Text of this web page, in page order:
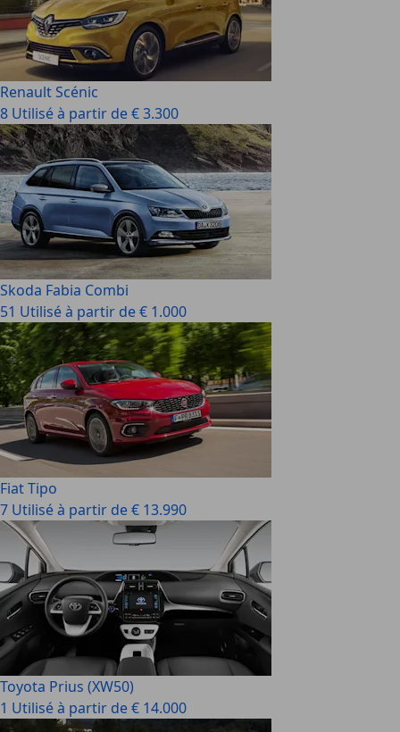
Renault Scénic
8 Utilisé à partir de € 3.300
Skoda Fabia Combi
51 Utilisé à partir de € 1.000
Fiat Tipo
7 Utilisé à partir de € 13.990
Toyota Prius (XW50)
1 Utilisé à partir de € 14.000